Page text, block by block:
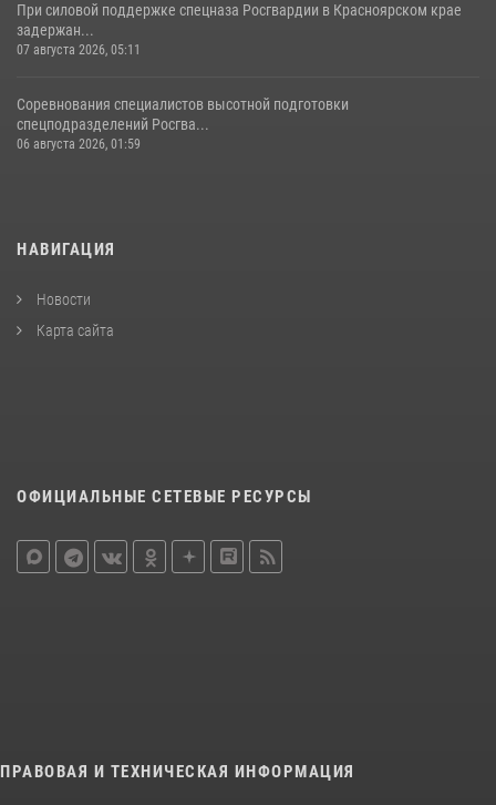
При силовой поддержке спецназа Росгвардии в Красноярском крае
задержан...
07 августа 2026, 05:11
Соревнования специалистов высотной подготовки
спецподразделений Росгва...
06 августа 2026, 01:59
НАВИГАЦИЯ
Новости
Карта сайта
ОФИЦИАЛЬНЫЕ СЕТЕВЫЕ РЕСУРСЫ
ПРАВОВАЯ И ТЕХНИЧЕСКАЯ ИНФОРМАЦИЯ